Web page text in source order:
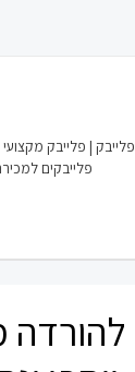
| פלייבק
פלייבקים
להורדה